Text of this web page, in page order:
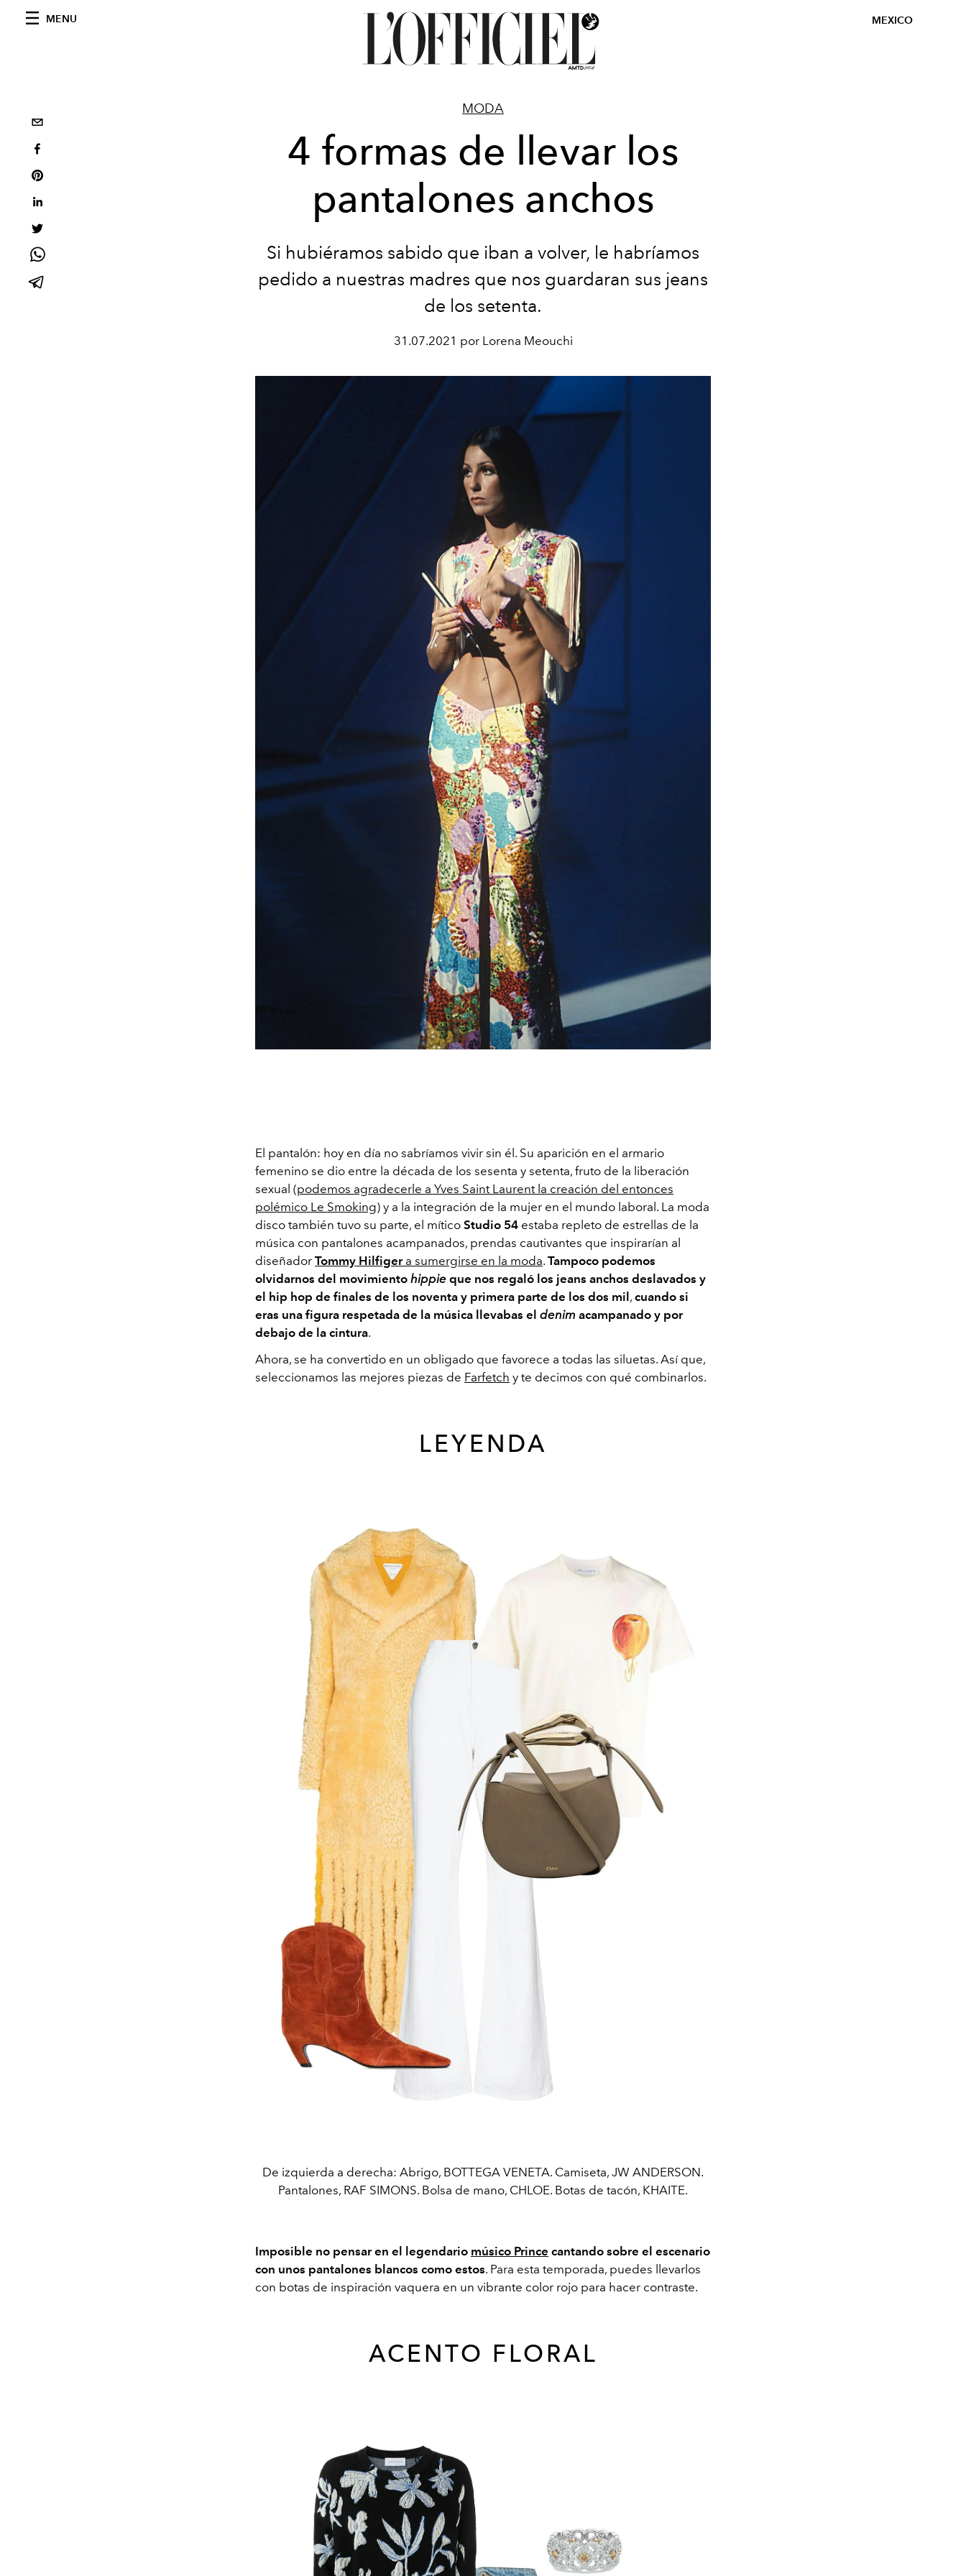
MENU MEXICO
MODA
4 formas de llevar los
pantalones anchos
Si hubiéramos sabido que iban a volver, le habríamos
pedido a nuestras madres que nos guardaran sus jeans
de los setenta.
31.07.2021 por Lorena Meouchi
El pantalón: hoy en día no sabríamos vivir sin él. Su aparición en el armario
femenino se dio entre la década de los sesenta y setenta, fruto de la liberación
sexual (podemos agradecerle a Yves Saint Laurent la creación del entonces
polémico Le Smoking) y a la integración de la mujer en el mundo laboral. La moda
disco también tuvo su parte, el mítico Studio 54 estaba repleto de estrellas de la
música con pantalones acampanados, prendas cautivantes que inspirarían al
diseñador Tommy Hilfiger a sumergirse en la moda. Tampoco podemos
olvidarnos del movimiento hippie que nos regaló los jeans anchos deslavados y
el hip hop de finales de los noventa y primera parte de los dos mil, cuando si
eras una figura respetada de la música llevabas el denim acampanado y por
debajo de la cintura.
Ahora, se ha convertido en un obligado que favorece a todas las siluetas. Así que,
seleccionamos las mejores piezas de Farfetch y te decimos con qué combinarlos.
LEYENDA
De izquierda a derecha: Abrigo, BOTTEGA VENETA. Camiseta, JW ANDERSON.
Pantalones, RAF SIMONS. Bolsa de mano, CHLOE. Botas de tacón, KHAITE.
Imposible no pensar en el legendario músico Prince cantando sobre el escenario
con unos pantalones blancos como estos. Para esta temporada, puedes llevarlos
con botas de inspiración vaquera en un vibrante color rojo para hacer contraste.
ACENTO FLORAL